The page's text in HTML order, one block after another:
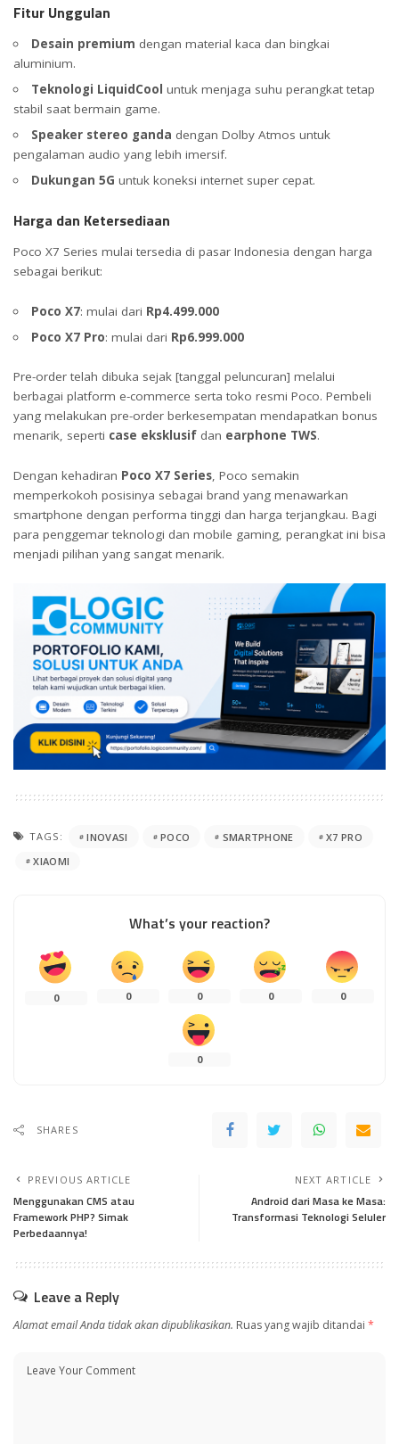
Fitur Unggulan
Desain premium dengan material kaca dan bingkai
aluminium.
Teknologi LiquidCool untuk menjaga suhu perangkat tetap
stabil saat bermain game.
Speaker stereo ganda dengan Dolby Atmos untuk
pengalaman audio yang lebih imersif.
Dukungan 5G untuk koneksi internet super cepat.
Harga dan Ketersediaan
Poco X7 Series mulai tersedia di pasar Indonesia dengan harga
sebagai berikut:
Poco X7: mulai dari Rp4.499.000
Poco X7 Pro: mulai dari Rp6.999.000
Pre-order telah dibuka sejak [tanggal peluncuran] melalui
berbagai platform e-commerce serta toko resmi Poco. Pembeli
yang melakukan pre-order berkesempatan mendapatkan bonus
menarik, seperti case eksklusif dan earphone TWS.
Dengan kehadiran Poco X7 Series, Poco semakin
memperkokoh posisinya sebagai brand yang menawarkan
smartphone dengan performa tinggi dan harga terjangkau. Bagi
para penggemar teknologi dan mobile gaming, perangkat ini bisa
menjadi pilihan yang sangat menarik.
TAGS: INOVASI POCO SMARTPHONE
X7 PRO
XIAOMI
What’s your reaction?
0 0 0 0 0
0
SHARES
PREVIOUS ARTICLE
Menggunakan CMS atau
Framework PHP? Simak
Perbedaannya!
NEXT ARTICLE
Android dari Masa ke Masa:
Transformasi Teknologi Seluler
Leave a Reply
Alamat email Anda tidak akan dipublikasikan. Ruas yang wajib ditandai *